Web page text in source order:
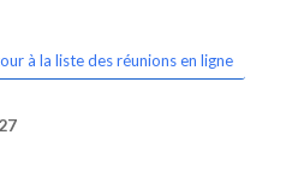
à la liste des réunions en ligne